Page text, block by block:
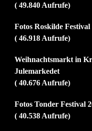
( 49.840 Aufrufe)
Fotos Roskilde Festival
( 46.918 Aufrufe)
Weihnachtsmarkt in
Julemarkedet
( 40.676 Aufrufe)
Fotos Tonder Festival
( 40.538 Aufrufe)